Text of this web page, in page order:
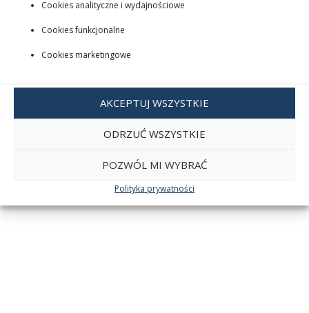
Cookies analityczne i wydajnościowe
Cookies funkcjonalne
Cookies marketingowe
AKCEPTUJ WSZYSTKIE
ODRZUĆ WSZYSTKIE
POZWÓL MI WYBRAĆ
Polityka prywatności